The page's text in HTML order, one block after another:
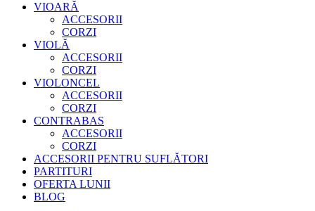
VIOARĂ
ACCESORII
CORZI
VIOLĂ
ACCESORII
CORZI
VIOLONCEL
ACCESORII
CORZI
CONTRABAS
ACCESORII
CORZI
ACCESORII PENTRU SUFLĂTORI
PARTITURI
OFERTA LUNII
BLOG